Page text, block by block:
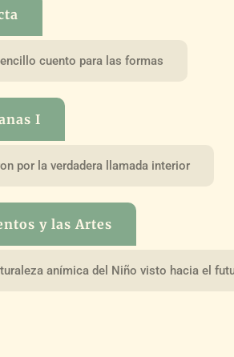
cuento para las formas
I
por la verdadera llamada interior
y las Artes
anímica del Niño visto hacia el